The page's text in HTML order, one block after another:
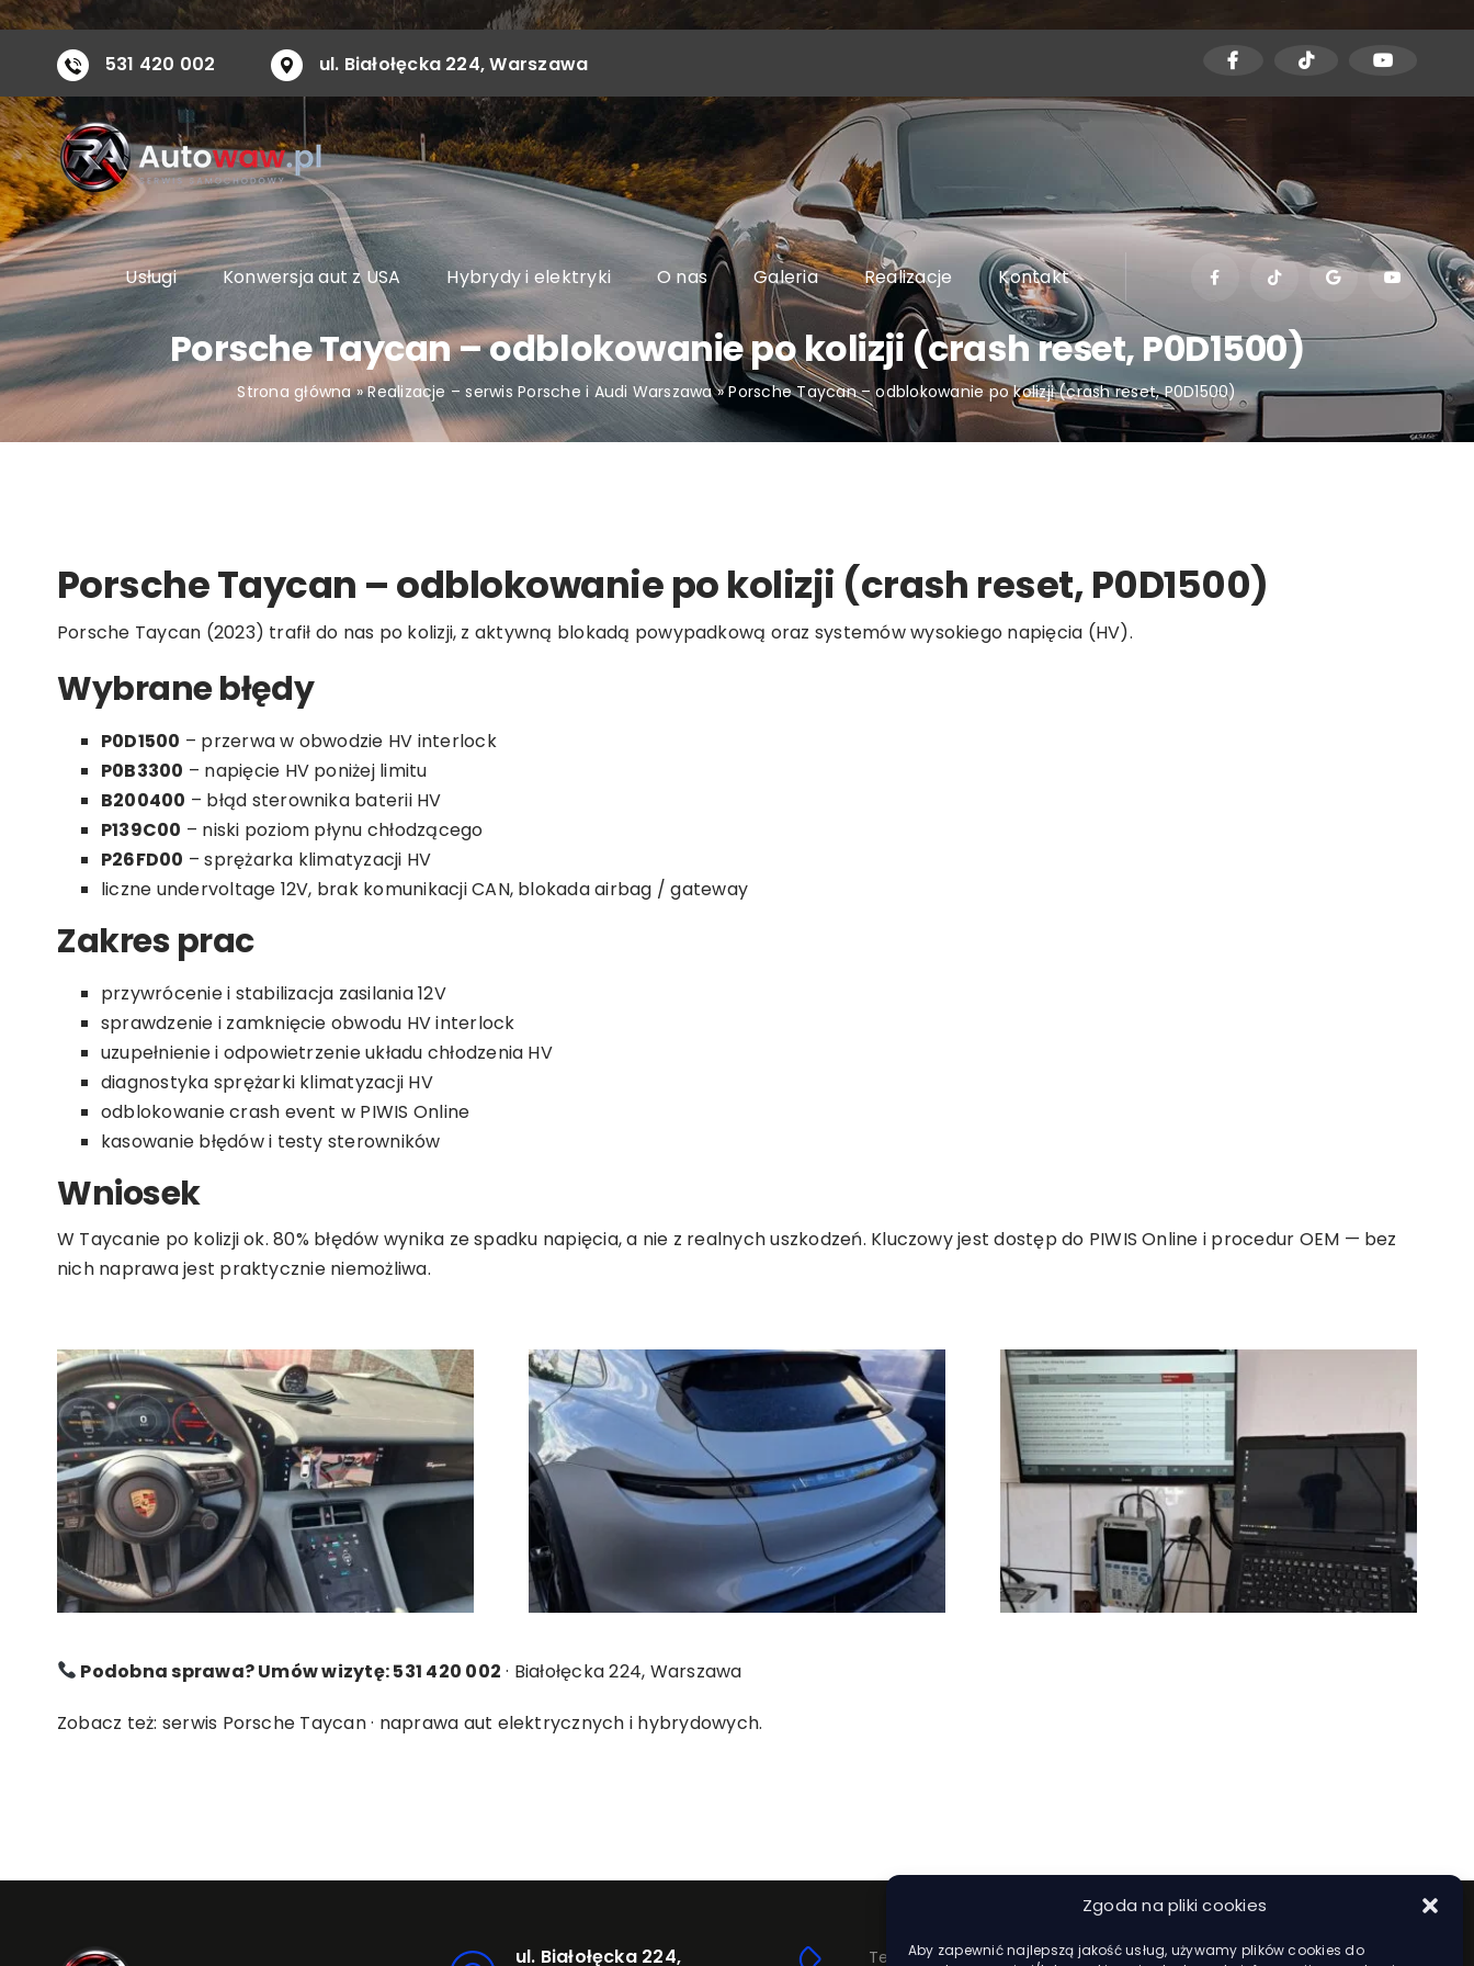
Zgoda na pliki cookies
Aby zapewnić najlepszą jakość usług, używamy plików cookies do
Przejdź
zawartości
531 420 002 ul. Białołęcka 224, Warszawa
Usługi Konwersja aut z USA Hybrydy i elektryki O nas Galeria Realizacje Kontakt
Porsche Taycan – odblokowanie po kolizji (crash reset, P0D1500)
Strona główna»Realizacje – serwis Porsche i Audi Warszawa»Porsche Taycan – odblokowanie po kolizji (crash reset, P0D1500)
Porsche Taycan – odblokowanie po kolizji (crash reset, P0D1500)
Porsche Taycan (2023) trafił do nas po kolizji, z aktywną blokadą powypadkową oraz systemów wysokiego napięcia (HV).
Wybrane błędy
P0D1500 – przerwa w obwodzie HV interlock
P0B3300 – napięcie HV poniżej limitu
B200400 – błąd sterownika baterii HV
P139C00 – niski poziom płynu chłodzącego
P26FD00 – sprężarka klimatyzacji HV
liczne undervoltage 12V, brak komunikacji CAN, blokada airbag / gateway
Zakres prac
przywrócenie i stabilizacja zasilania 12V
sprawdzenie i zamknięcie obwodu HV interlock
uzupełnienie i odpowietrzenie układu chłodzenia HV
diagnostyka sprężarki klimatyzacji HV
odblokowanie crash event w PIWIS Online
kasowanie błędów i testy sterowników
Wniosek
W Taycanie po kolizji ok. 80% błędów wynika ze spadku napięcia, a nie z realnych uszkodzeń. Kluczowy jest dostęp do PIWIS Online i procedur OEM — bez
nich naprawa jest praktycznie niemożliwa.
Podobna sprawa? Umów wizytę: 531 420 002 · Białołęcka 224, Warszawa
Zobacz też: serwis Porsche Taycan· naprawa aut elektrycznych i hybrydowych.
ul. Białołęcka 224,
Telefon